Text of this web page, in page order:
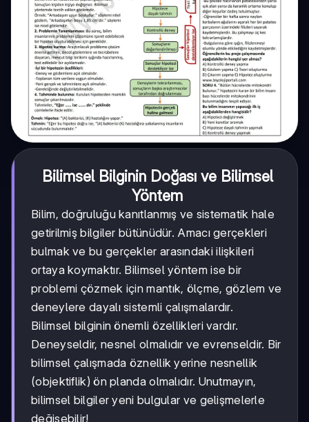
Bilimsel Bilginin Doğası ve Bilimsel
Yöntem
Bilim, doğruluğu kanıtlanmış ve sistematik hale
getirilmiş bilgiler bütünüdür. Amacı gerçekleri
bulmak ve bu gerçekler arasındaki ilişkileri
ortaya koymaktır. Bilimsel yöntem ise bir
problemi çözmek için mantık, ölçme, gözlem ve
deneylere dayalı sistemli çalışmalardır.
Bilimsel bilginin önemli özellikleri vardır.
Deneyseldir, nesnel olmalıdır ve evrenseldir. Bir
bilimsel çalışmada öznellik yerine nesnellik
(objektiflik) ön planda olmalıdır. Unutmayın,
bilimsel bilgiler yeni bulgular ve gelişmelerle
değişebilir!